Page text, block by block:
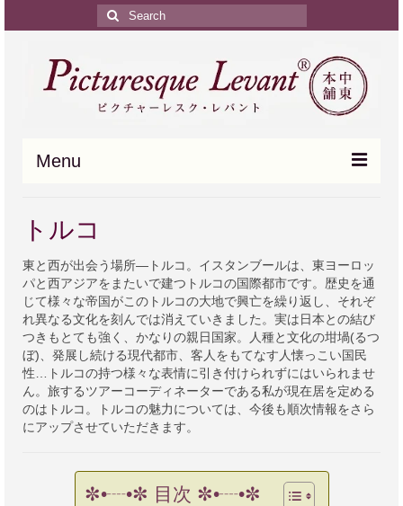
Search
for:
Menu
ご旅行のモデルプラン
中近東ツアーの Q & A
中東のトリビア(豆知識)
お問い合わせ
トルコ
東と西が出会う場所―トルコ。イスタンブールは、東ヨーロッ
パと西アジアをまたいで建つトルコの国際都市です。歴史を通
じて様々な帝国がこのトルコの大地で興亡を繰り返し、それぞ
れ異なる文化を刻んでは消えていきました。実は日本との結び
つきもとても強く、かなりの親日国家。人種と文化の坩堝(るつ
ぼ)、発展し続ける現代都市、客人をもてなす人懐っこい国民
性…トルコの持つ様々な表情に引き付けられずにはいられませ
ん。旅するツアーコーディネーターである私が現在居を定める
のはトルコ。トルコの魅力については、今後も順次情報をさら
にアップさせていただきます。
✼•┈•✼ 目次 ✼•┈•✼